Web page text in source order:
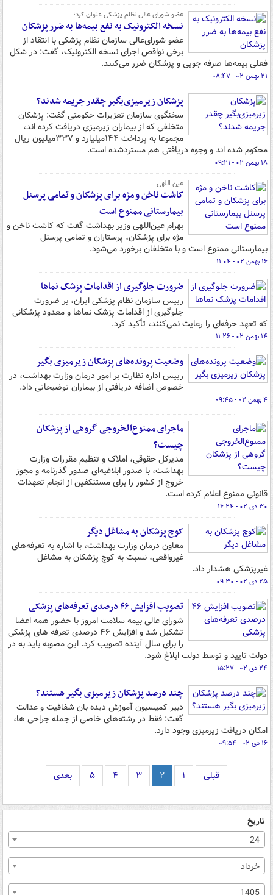
عضو شورای عالی نظام پزشکی عنوان کرد؛
نسخه الکترونیک به نفع بیمه‌ها به ضرر پزشکان
عضو شورای‌عالی سازمان نظام پزشکی با انتقاد از
برخی نواقص اجرای نسخه الکترونیک، گفت: در شکل
فعلی بیمه‌ها صرفه جویی و پزشکان ضرر می‌کنند.
۲۱ بهمن ۰۲ - ۰۸:۴۷
پزشکان زیرمیزی‌بگیر چقدر جریمه شدند؟
سخنگوی سازمان تعزیرات حکومتی گفت: پزشکان
متخلفی که از بیماران زیرمیزی دریافت کرده اند،
مجموعا به پرداخت ۱۴۴میلیارد و ۳۳۷میلیون ریال
محکوم شده اند و وجوه دریافتی هم مستردشده است.
۱۸ بهمن ۰۲ - ۰۹:۲۱
عین اللهی:
کاشت ناخن و مژه برای پزشکان و تمامی پرسنل
بیمارستانی ممنوع است
بهرام عین‌اللهی وزیر بهداشت گفت که کاشت ناخن و
مژه برای پزشکان، پرستاران و تمامی پرسنل
بیمارستانی ممنوع است و با متخلفان برخورد می‌شود.
۱۶ بهمن ۰۲ - ۱۱:۰۴
ضرورت جلوگیری از اقدامات پزشک نماها
رییس سازمان نظام پزشکی ایران، بر ضرورت
جلوگیری از اقدامات پزشک نماها و معدود پزشکانی
که تعهد حرفه‌ای را رعایت نمی‌کنند، تأکید کرد.
۱۴ بهمن ۰۲ - ۱۱:۲۶
وضعیت پرونده‌های پزشکان زیرمیزی بگیر
­­رییس اداره نظارت بر امور درمان وزارت بهداشت، در
خصوص اضافه دریافتی از بیماران توضیحاتی داد.
۴ بهمن ۰۲ - ۰۹:۴۵
ماجرای ممنوع‌الخروجی گروهی از پزشکان
چیست؟
مدیرکل حقوقی، املاک و تنظیم مقررات وزارت
بهداشت، با صدور ابلاغیه‌ای صدور گذرنامه و مجوز
خروج از کشور را برای مستنکفین از انجام تعهدات
قانونی ممنوع اعلام کرده است.
۳۰ دی ۰۲ - ۱۶:۲۴
کوچ پزشکان به مشاغل دیگر
معاون درمان وزارت بهداشت، با اشاره به تعرفه‌های
غیرواقعی، نسبت به کوچ پزشکان به مشاغل
غیرپزشکی هشدار داد.
۲۵ دی ۰۲ - ۰۹:۳۰
تصویب افزایش ۴۶ درصدی تعرفه‌های پزشکی
شورای عالی بیمه سلامت امروز با حضور همه اعضا
تشکیل شد و افزایش ۴۶ درصدی تعرفه های پزشکی
را برای سال آینده تصویب کرد. این مصوبه باید به در
دولت تایید و توسط دولت ابلاغ شود.
۲۴ دی ۰۲ - ۱۵:۲۷
چند درصد پزشکان زیرمیزی بگیر هستند؟
دبیر کمیسیون آموزش دیده بان شفافیت و عدالت
گفت: فقط در رشته‌های خاصی از جمله جراحی ها،
امکان دریافت زیرمیزی وجود دارد.
۱۶ دی ۰۲ - ۰۹:۵۴
قبلی ۱ ۲ ۳ ۴ ۵ بعدی
تاریخ
24
خرداد